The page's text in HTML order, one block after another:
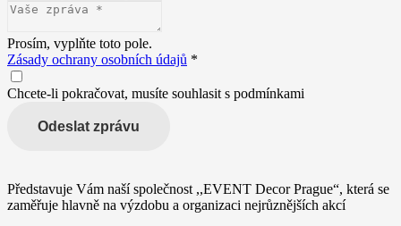
Prosím, vyplňte toto pole.
Zásady ochrany osobních údajů *
Chcete-li pokračovat, musíte souhlasit s podmínkami
Odeslat zprávu
Představuje Vám naší společnost ,,EVENT Decor Prague“, která se
zaměřuje hlavně na výzdobu a organizaci nejrůznějších akcí